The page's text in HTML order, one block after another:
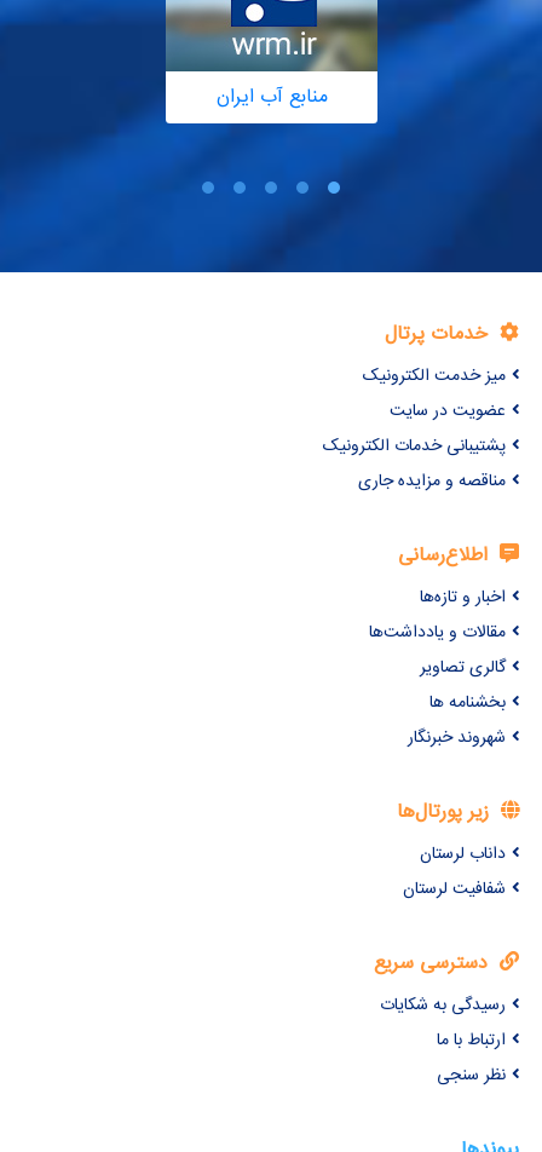
منابع آب ایران
خدمات پرتال
میز خدمت الکترونیک
عضویت در سایت
پشتیبانی خدمات الکترونیک
مناقصه و مزایده جاری
اطلاع‌رسانی
اخبار و تازه‌ها
مقالات و یادداشت‌ها
گالری تصاویر
بخشنامه ها
شهروند خبرنگار
زیر پورتال‌ها
داناب لرستان
شفافیت لرستان
دسترسی سریع
رسیدگی به شکایات
ارتباط با ما
نظر سنجی